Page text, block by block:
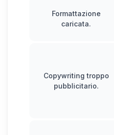
Formattazione
caricata.
Copywriting troppo
pubblicitario.